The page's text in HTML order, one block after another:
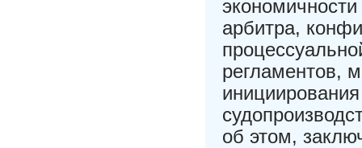
арбитра,
регламентов,
об этом,